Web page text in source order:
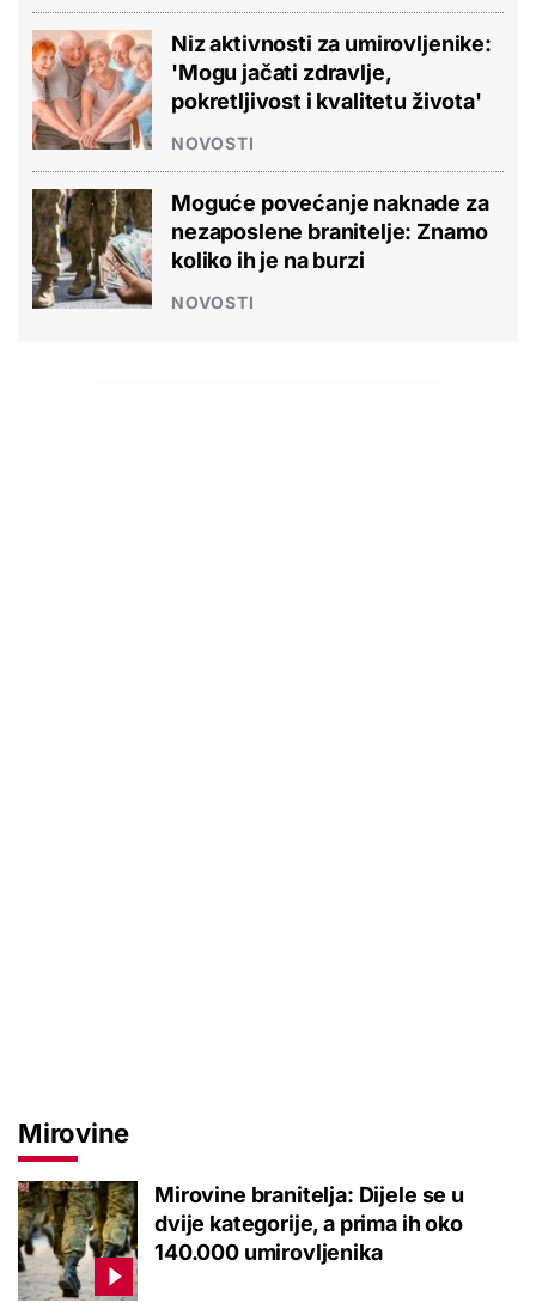
Niz aktivnosti za umirovljenike:
'Mogu jačati zdravlje,
pokretljivost i kvalitetu života'
NOVOSTI
Moguće povećanje naknade za
nezaposlene branitelje: Znamo
koliko ih je na burzi
NOVOSTI
Mirovine
Mirovine branitelja: Dijele se u
dvije kategorije, a prima ih oko
140.000 umirovljenika